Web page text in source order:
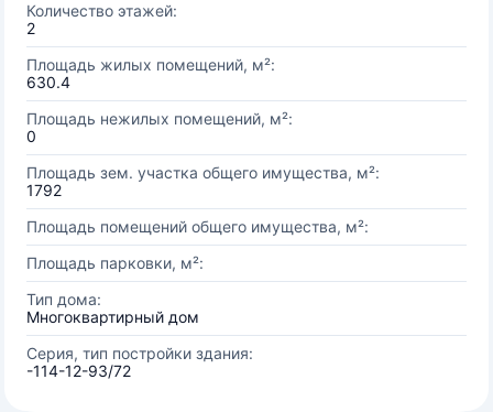
Количество этажей:
2
Площадь жилых помещений, м²:
630.4
Площадь нежилых помещений, м²:
0
Площадь зем. участка общего имущества, м²:
1792
Площадь помещений общего имущества, м²:
Площадь парковки, м²:
Тип дома:
Многоквартирный дом
Серия, тип постройки здания:
-114-12-93/72